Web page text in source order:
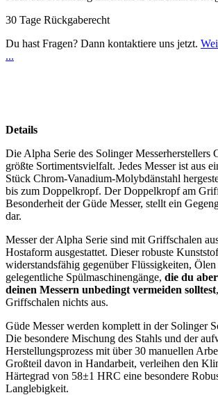
30 Tage Rückgaberecht
Du hast Fragen? Dann kontaktiere uns jetzt.
...
Details
Die Alpha Serie des Solinger Messerherstellers
größte Sortimentsvielfalt. Jedes Messer ist aus
Stück Chrom-Vanadium-Molybdänstahl
bis zum Doppelkropf. Der Doppelkropf am
Besonderheit der Güde Messer, stellt ein
dar.
Messer der Alpha Serie sind mit Griffschalen
Hostaform ausgestattet. Dieser robuste
widerstandsfähig gegenüber Flüssigkeiten,
gelegentliche Spülmaschinengänge, die du
deinen Messern unbedingt vermeiden solltest
Griffschalen nichts aus.
Güde Messer werden komplett in der Solinger
Die besondere Mischung des Stahls und der
Herstellungsprozess mit über 30 manuellen
Großteil davon in Handarbeit, verleihen den
Härtegrad von 58±1 HRC eine besondere
Langlebigkeit.